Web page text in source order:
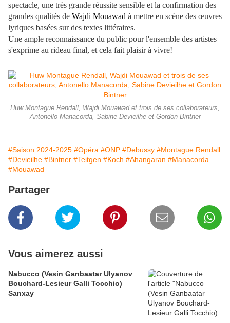
spectacle, une très grande réussite sensible et la confirmation des
grandes qualités de Wajdi Mouawad à mettre en scène des œuvres
lyriques basées sur des textes littéraires.
Une ample reconnaissance du public pour l'ensemble des artistes
s'exprime au rideau final, et cela fait plaisir à vivre!
Huw Montague Rendall, Wajdi Mouawad et trois de ses collaborateurs,
Antonello Manacorda, Sabine Devieilhe et Gordon Bintner
#Saison 2024-2025 #Opéra #ONP #Debussy #Montague Rendall
#Devieilhe #Bintner #Teitgen #Koch #Ahangaran #Manacorda
#Mouawad
Partager
Vous aimerez aussi
Nabucco (Vesin Ganbaatar Ulyanov
Bouchard-Lesieur Galli Tocchio)
Sanxay